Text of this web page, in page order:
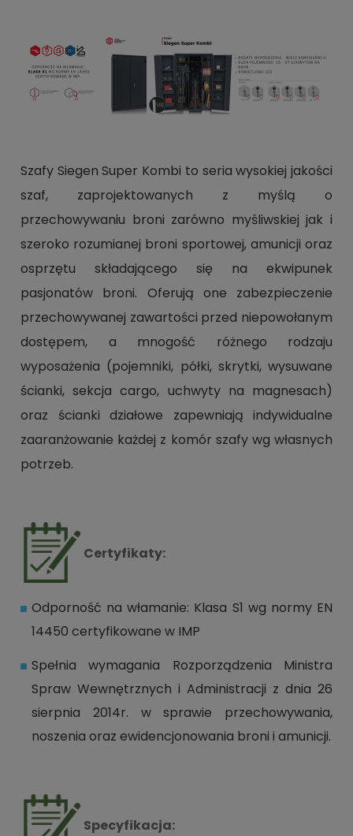
Szafy Siegen Super Kombi to seria wysokiej jakości
szaf, zaprojektowanych z myślą o
przechowywaniu broni zarówno myśliwskiej jak i
szeroko rozumianej broni sportowej, amunicji oraz
osprzętu składającego się na ekwipunek
pasjonatów broni. Oferują one zabezpieczenie
przechowywanej zawartości przed niepowołanym
dostępem, a mnogość różnego rodzaju
wyposażenia (pojemniki, półki, skrytki, wysuwane
ścianki, sekcja cargo, uchwyty na magnesach)
oraz ścianki działowe zapewniają indywidualne
zaaranżowanie każdej z komór szafy wg własnych
potrzeb.
Certyfikaty:
Odporność na włamanie: Klasa S1 wg normy EN
14450 certyfikowane w IMP
Spełnia wymagania Rozporządzenia Ministra
Spraw Wewnętrznych i Administracji z dnia 26
sierpnia 2014r. w sprawie przechowywania,
noszenia oraz ewidencjonowania broni i amunicji.
Specyfikacja: